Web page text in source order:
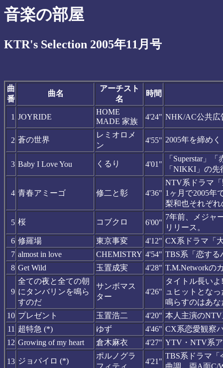
音楽の部屋
KTR's Selection 2005年11月号
曲
番
曲名
アーチスト
名
時間
1 JOYRIDE
HOME
MADE 家族
4'24" NHK/AC公共広
2 蒼の世界
レミオロメ
ン
4'55" 2005年を締め
3 Baby I Love You くるり 4'01"
「Superstar」
「NIKKI」の
4 青春アミーゴ 修二と彰 4'36"
NTV系ドラマ
1ヶ月で2005年
梨和也それぞ
5 桜 コブクロ 6'00"
7年前、メジャ
リリース。
6 修羅場 東京事変 4'12" CX系ドラマ「
7 almost in love CHEMISTRY 4'54" TBS系「恋する
8 Get Wild 玉置成実 4'28" T.M.Networkの
9
全ての夜と全ての朝
にタンバリンを鳴ら
すのだ
サンボマス
ター
4'26"
タイトル長い
ュヒットとな
鳴らすのはあ
10 プレゼント 玉置浩二 4'20" 本人主演の
11 超特急 (*) ゆず 4'46" CX系恋愛観察
12 Growing of my heart 倉木麻衣 4'27" YTV・NTV系
13 ジョバイロ (*)
ポルノグラ
4'21"
TBS系ドラマ